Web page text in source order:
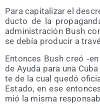
Para capi­ta­li­zar el
duc­to de la
admi­nis­tra­ción Bush
se debía pro­du­cir a
Enton­ces Bush creó
de Ayu­da para una
te de la cual que­dó
Esta­do, en ese
mió la mis­ma